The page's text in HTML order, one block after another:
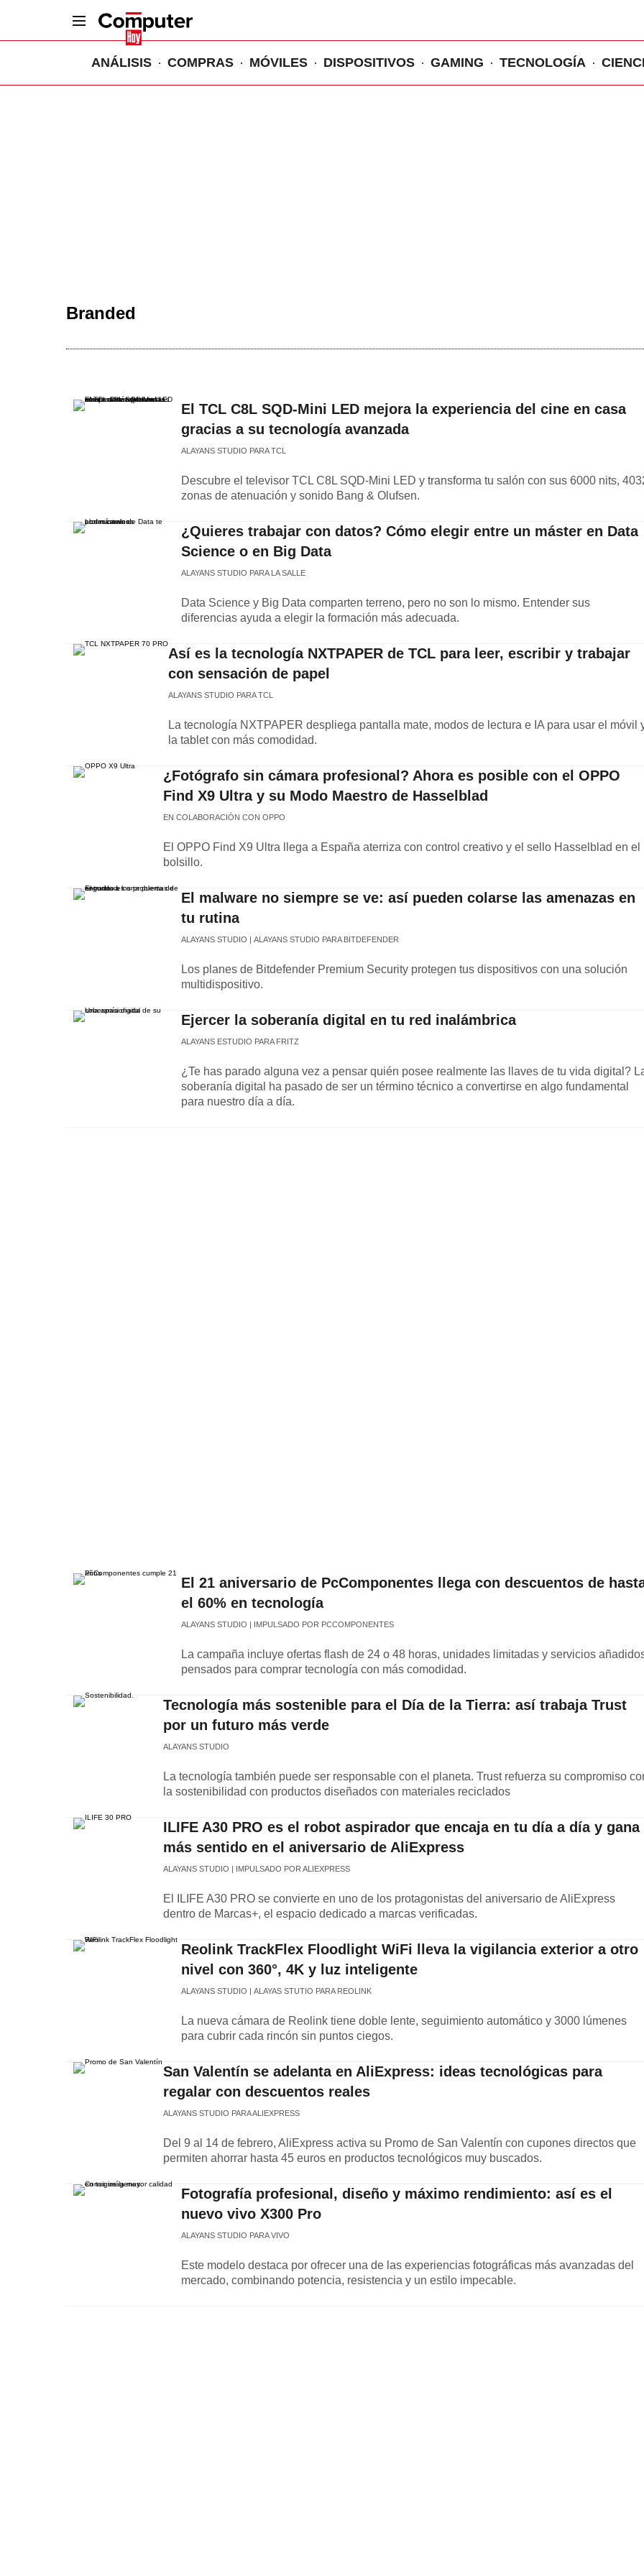
ANÁLISIS COMPRAS MÓVILES DISPOSITIVOS GAMING TECNOLOGÍA
Branded
El TCL C8L SQD-Mini LED mejora la experiencia del cine en casa
gracias a su tecnología avanzada
ALAYANS STUDIO PARA TCL
Descubre el televisor TCL C8L SQD-Mini LED y transforma tu salón con sus 6000 nits,
zonas de atenuación y sonido Bang & Olufsen.
¿Quieres trabajar con datos? Cómo elegir entre un máster en Data
Science o en Big Data
ALAYANS STUDIO PARA LA SALLE
Data Science y Big Data comparten terreno, pero no son lo mismo. Entender sus
diferencias ayuda a elegir la formación más adecuada.
Así es la tecnología NXTPAPER de TCL para leer, escribir y trabajar
con sensación de papel
ALAYANS STUDIO PARA TCL
La tecnología NXTPAPER despliega pantalla mate, modos de lectura e IA para usar el móvil
la tablet con más comodidad.
¿Fotógrafo sin cámara profesional? Ahora es posible con el OPPO
Find X9 Ultra y su Modo Maestro de Hasselblad
EN COLABORACIÓN CON OPPO
El OPPO Find X9 Ultra llega a España aterriza con control creativo y el sello Hasselblad en el
bolsillo.
El malware no siempre se ve: así pueden colarse las amenazas en
tu rutina
ALAYANS STUDIO ALAYANS STUDIO PARA BITDEFENDER
Los planes de Bitdefender Premium Security protegen tus dispositivos con una solución
multidispositivo.
Ejercer la soberanía digital en tu red inalámbrica
ALAYANS ESTUDIO PARA FRITZ
¿Te has parado alguna vez a pensar quién posee realmente las llaves de tu vida digital?
soberanía digital ha pasado de ser un término técnico a convertirse en algo fundamental
para nuestro día a día.
El 21 aniversario de PcComponentes llega con descuentos de
el 60% en tecnología
ALAYANS STUDIO IMPULSADO POR PCCOMPONENTES
La campaña incluye ofertas flash de 24 o 48 horas, unidades limitadas y servicios
pensados para comprar tecnología con más comodidad.
Tecnología más sostenible para el Día de la Tierra: así trabaja Trust
por un futuro más verde
ALAYANS STUDIO
La tecnología también puede ser responsable con el planeta. Trust refuerza su compromiso
la sostenibilidad con productos diseñados con materiales reciclados
ILIFE A30 PRO es el robot aspirador que encaja en tu día a día y gana
más sentido en el aniversario de AliExpress
ALAYANS STUDIO IMPULSADO POR ALIEXPRESS
El ILIFE A30 PRO se convierte en uno de los protagonistas del aniversario de AliExpress
dentro de Marcas+, el espacio dedicado a marcas verificadas.
Reolink TrackFlex Floodlight WiFi lleva la vigilancia exterior a otro
nivel con 360°, 4K y luz inteligente
ALAYANS STUDIO ALAYAS STUTIO PARA REOLINK
La nueva cámara de Reolink tiene doble lente, seguimiento automático y 3000 lúmenes
para cubrir cada rincón sin puntos ciegos.
San Valentín se adelanta en AliExpress: ideas tecnológicas para
regalar con descuentos reales
ALAYANS STUDIO PARA ALIEXPRESS
Del 9 al 14 de febrero, AliExpress activa su Promo de San Valentín con cupones directos que
permiten ahorrar hasta 45 euros en productos tecnológicos muy buscados.
Fotografía profesional, diseño y máximo rendimiento: así es el
nuevo vivo X300 Pro
ALAYANS STUDIO PARA VIVO
Este modelo destaca por ofrecer una de las experiencias fotográficas más avanzadas del
mercado, combinando potencia, resistencia y un estilo impecable.